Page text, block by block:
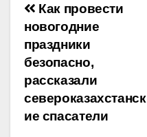
Навигация
по
записям
Как провести
новогодние
праздники
безопасно,
рассказали
североказахстанск
ие спасатели